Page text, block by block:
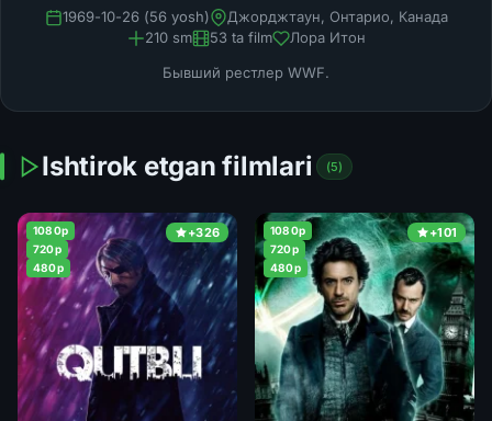
1969-10-26 (56 yosh)
Джорджтаун, Онтарио, Канада
210 sm
53 ta film
Лора Итон
Бывший рестлер WWF.
Ishtirok etgan filmlari (5)
+326
1080p
720p
480p
+101
1080p
720p
480p